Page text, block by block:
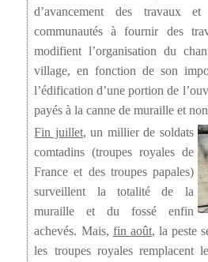
d’avancement des travaux
communautés à fournir des
modifient l’organisation du
village, en fonction de son
l’édification d’une portion de
payés à la canne de muraille et
Fin juillet, un millier de soldats
comtadins (troupes royales de
France et des troupes papales)
surveillent la totalité de la
muraille et du fossé enfin
achevés. Mais, fin août, la peste
les troupes royales remplacent